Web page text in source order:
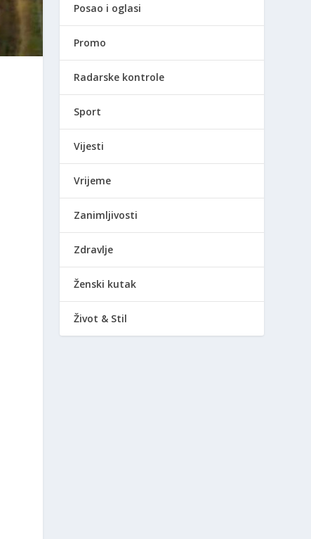
Posao i oglasi
Promo
Radarske kontrole
Sport
Vijesti
Vrijeme
Zanimljivosti
Zdravlje
Ženski kutak
Život & Stil